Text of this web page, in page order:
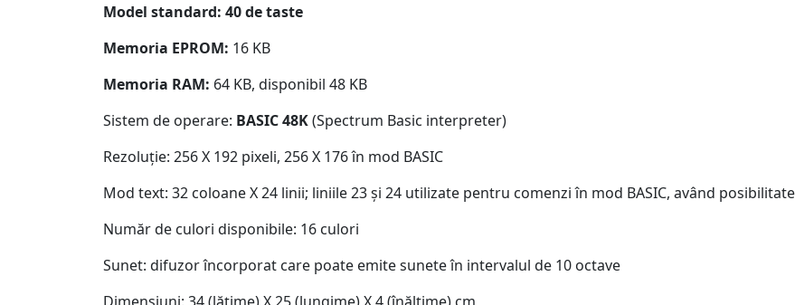
Model standard: 40 de taste
Memoria EPROM: 16 KB
Memoria RAM: 64 KB, disponibil 48 KB
Sistem de operare: BASIC 48K(Spectrum Basic interpreter)
Rezoluție: 256 X 192 pixeli, 256 X 176 în mod BASIC
Mod text: 32 coloane X 24 linii; liniile 23 și 24 utilizate pentru comenzi în mod BASIC, având
Număr de culori disponibile: 16 culori
Sunet: difuzor încorporat care poate emite sunete în intervalul de 10 octave
Dimensiuni: 34 (lățime) X 25 (lungime) X 4 (înălțime) cm